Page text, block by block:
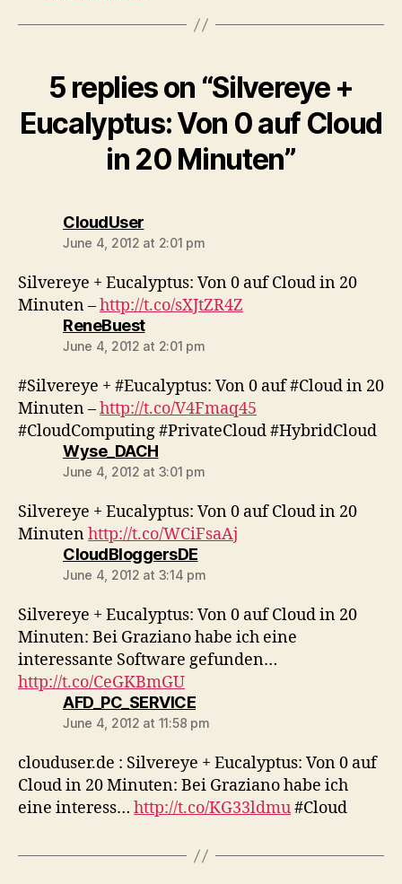
5 replies on “Silvereye +
Eucalyptus: Von 0 auf Cloud
in 20 Minuten”
CloudUsersays:
June 4, 2012 at 2:01 pm
Silvereye + Eucalyptus: Von 0 auf Cloud in 20
Minuten –http://t.co/sXJtZR4Z
ReneBuestsays:
June 4, 2012 at 2:01 pm
#Silvereye + #Eucalyptus: Von 0 auf #Cloud in 20
Minuten –http://t.co/V4Fmaq45
#CloudComputing #PrivateCloud #HybridCloud
Wyse_DACHsays:
June 4, 2012 at 3:01 pm
Silvereye + Eucalyptus: Von 0 auf Cloud in 20
Minutenhttp://t.co/WCiFsaAj
CloudBloggersDEsays:
June 4, 2012 at 3:14 pm
Silvereye + Eucalyptus: Von 0 auf Cloud in 20
Minuten: Bei Graziano habe ich eine
interessante Software gefunden…
http://t.co/CeGKBmGU
AFD_PC_SERVICEsays:
June 4, 2012 at 11:58 pm
clouduser.de : Silvereye + Eucalyptus: Von 0 auf
Cloud in 20 Minuten: Bei Graziano habe ich
eine interess… http://t.co/KG33ldmu#Cloud